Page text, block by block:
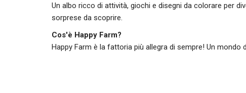
Un albo ricco di attività, giochi e disegni da colorare per
sorprese da scoprire.
Cos'è Happy Farm?
Happy Farm è la fattoria più allegra di sempre! Un